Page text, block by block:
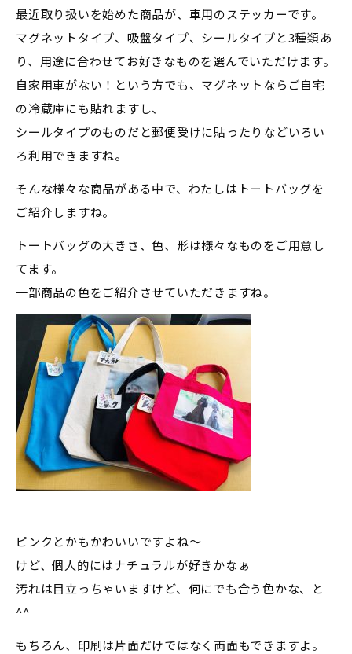
最近取り扱いを始めた商品が、車用のステッカーです。
マグネットタイプ、吸盤タイプ、シールタイプと3種類あ
り、用途に合わせてお好きなものを選んでいただけます。
自家用車がない！という方でも、マグネットならご自宅
の冷蔵庫にも貼れますし、
シールタイプのものだと郵便受けに貼ったりなどいろい
ろ利用できますね。
そんな様々な商品がある中で、わたしはトートバッグを
ご紹介しますね。
トートバッグの大きさ、色、形は様々なものをご用意し
てます。
一部商品の色をご紹介させていただきますね。
ピンクとかもかわいいですよね～
けど、個人的にはナチュラルが好きかなぁ
汚れは目立っちゃいますけど、何にでも合う色かな、と
^^
もちろん、印刷は片面だけではなく両面もできますよ。